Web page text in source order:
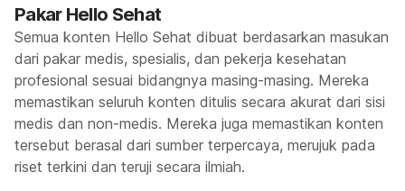
Pakar Hello Sehat
Semua konten Hello Sehat dibuat berdasarkan masukan
dari pakar medis, spesialis, dan pekerja kesehatan
profesional sesuai bidangnya masing-masing. Mereka
memastikan seluruh konten ditulis secara akurat dari sisi
medis dan non-medis. Mereka juga memastikan konten
tersebut berasal dari sumber terpercaya, merujuk pada
riset terkini dan teruji secara ilmiah.